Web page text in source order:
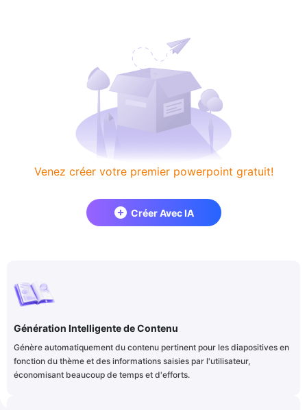
Venez créer votre premier powerpoint gratuit!
Créer Avec IA
Génération Intelligente de Contenu
Génère automatiquement du contenu pertinent pour les diapositives en
fonction du thème et des informations saisies par l'utilisateur,
économisant beaucoup de temps et d'efforts.